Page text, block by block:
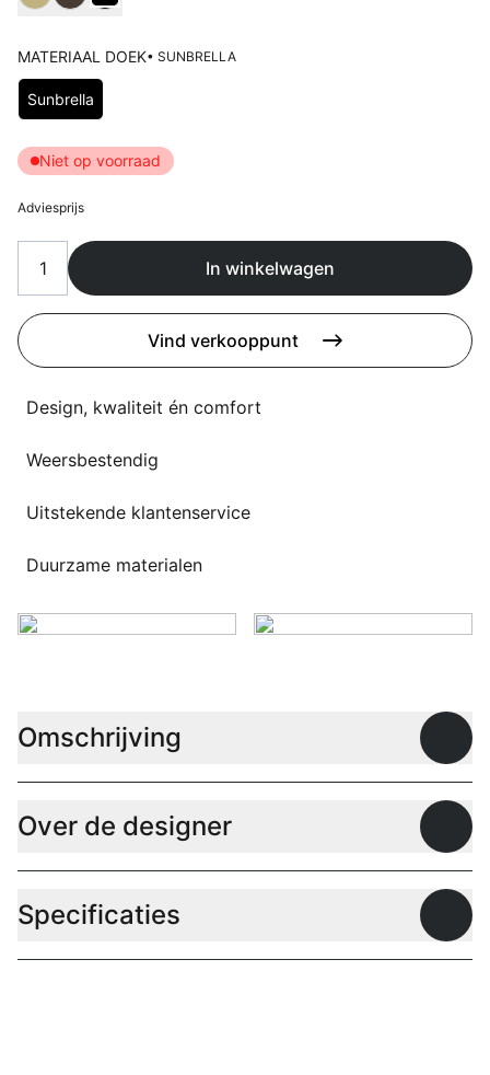
Deals
Contact
Support
Nieuws
Events
Werken bij
Over ons
Taalkeuze
MATERIAAL DOEK• SUNBRELLA
Kies Materiaal doek
Sunbrella
Niet op voorraad
Adviesprijs
In winkelwagen
Vind verkooppunt
Design, kwaliteit én comfort
Weersbestendig
Uitstekende klantenservice
Duurzame materialen
Omschrijving
Over de designer
Specificaties